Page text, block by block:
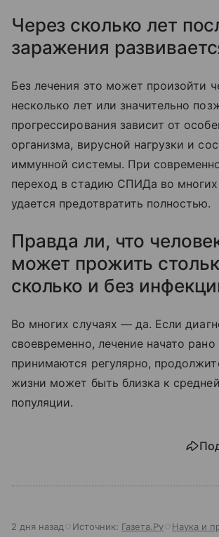
Через сколько лет
заражения
Без лечения это может произойти
несколько лет или значительно
прогрессирования зависит от
организма, вирусной нагрузки и
иммунной системы. При
переход в стадию СПИДа во многих
удается предотвратить полностью.
Правда ли, что
может прожить
сколько и без
Во многих случаях — да. Если
своевременно, лечение начато
принимаются регулярно,
жизни может быть близка к
популяции.
2 дня назад Источник: Газета.Ру Наука и